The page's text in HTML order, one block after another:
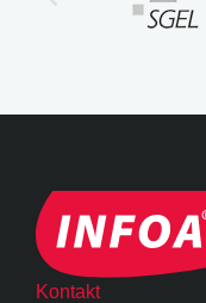
Kontakt